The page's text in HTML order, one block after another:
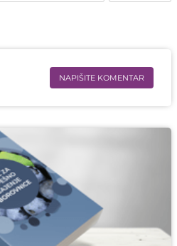
NAPIŠITE KOMENTAR